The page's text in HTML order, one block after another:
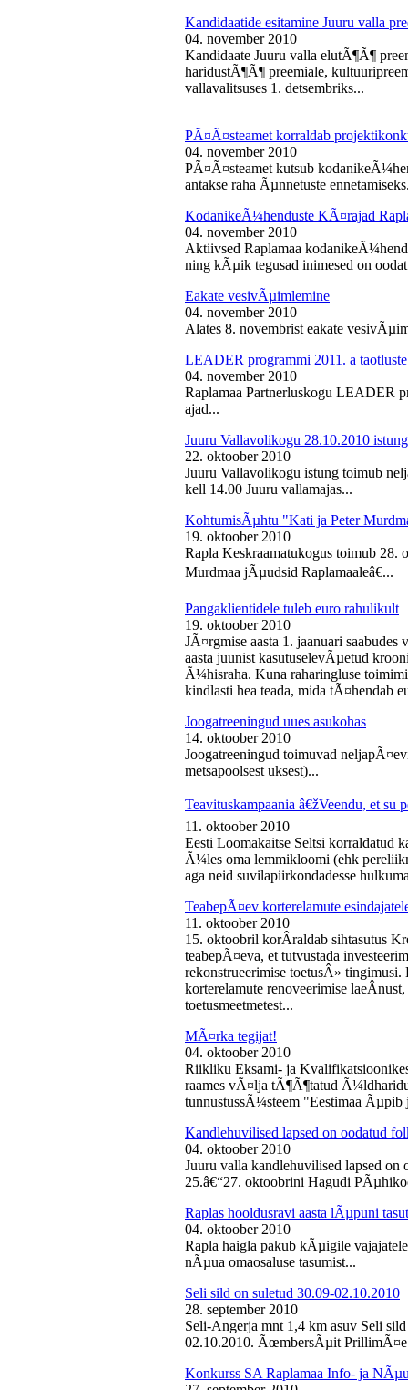
Kandidaatide esitamine Juuru valla
04. november 2010
Kandidaate Juuru valla elutÃ¶Ã¶
haridustÃ¶Ã¶ preemiale,
vallavalitsuses 1. detsembriks...
PÃ¤Ã¤steamet korraldab
04. november 2010
PÃ¤Ã¤steamet kutsub
antakse raha Ãµnnetuste
KodanikeÃ¼henduste KÃ¤rajad
04. november 2010
Aktiivsed Raplamaa
ning kÃµik tegusad inimesed on
Eakate vesivÃµimlemine
04. november 2010
Alates 8. novembrist eakate
LEADER programmi 2011. a
04. november 2010
Raplamaa Partnerluskogu LEADER
ajad...
Juuru Vallavolikogu 28.10.2010 istung
22. oktoober 2010
Juuru Vallavolikogu istung toimub
kell 14.00 Juuru vallamajas...
KohtumisÃµhtu "Kati ja Peter
19. oktoober 2010
Rapla Keskraamatukogus toimub
Murdmaa jÃµudsid Raplamaaleâ€...
Pangaklientidele tuleb euro rahulikult
19. oktoober 2010
JÃ¤rgmise aasta 1. jaanuari
aasta juunist kasutuselevÃµetud
Ã¼hisraha. Kuna raharingluse
kindlasti hea teada, mida tÃ¤hendab
Joogatreeningud uues asukohas
14. oktoober 2010
Joogatreeningud toimuvad
metsapoolsest uksest)...
Teavituskampaania â€žVeendu, et su
11. oktoober 2010
Eesti Loomakaitse Seltsi korraldatud
Ã¼les oma lemmikloomi (ehk
aga neid suvilapiirkondadesse
TeabepÃ¤ev korterelamute
11. oktoober 2010
15. oktoobril korÂ­raldab sihtasutus
teabepÃ¤eva, et tutvustada
rekonstrueerimise toetusÂ»
korterelamute renoveerimise
toetusmeetmetest...
MÃ¤rka tegijat!
04. oktoober 2010
Riikliku Eksami- ja
raames vÃ¤lja tÃ¶Ã¶tatud
tunnustussÃ¼steem "Eestimaa
Kandlehuvilised lapsed on oodatud
04. oktoober 2010
Juuru valla kandlehuvilised lapsed
25.â€“27. oktoobrini Hagudi
Raplas hooldusravi aasta lÃµpuni
04. oktoober 2010
Rapla haigla pakub kÃµigile
nÃµua omaosaluse tasumist...
Seli sild on suletud 30.09-02.10.2010
28. september 2010
Seli-Angerja mnt 1,4 km asuv Seli
02.10.2010. ÃœmbersÃµit
Konkurss SA Raplamaa Info- ja